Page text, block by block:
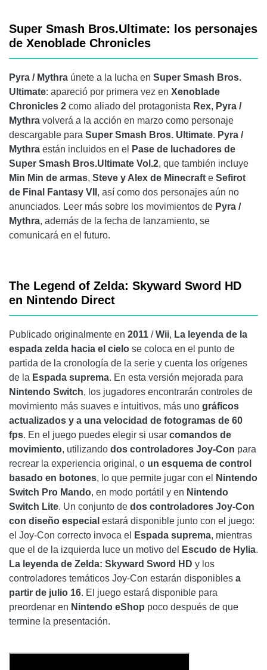
Super Smash Bros.Ultimate: los personajes
de Xenoblade Chronicles
Pyra / Mythra únete a la lucha en Super Smash Bros.
Ultimate: apareció por primera vez en Xenoblade
Chronicles 2 como aliado del protagonista Rex, Pyra /
Mythra volverá a la acción en marzo como personaje
descargable para Super Smash Bros. Ultimate. Pyra /
Mythra están incluidos en el
Pase de luchadores de
Super Smash Bros.Ultimate Vol.2, que también incluye
Min Min de armas, Steve y Alex de Minecraft e Sefirot
de Final Fantasy VII , así como dos personajes aún no
anunciados. Leer más sobre los movimientos de Pyra /
Mythra, además de la fecha de lanzamiento, se
comunicará en el futuro.
The Legend of Zelda: Skyward Sword HD
en Nintendo Direct
Publicado originalmente en 2011 /Wii, La leyenda de la
espada zelda hacia el cielo se coloca en el punto de
partida de la cronología de la serie y cuenta los orígenes
de la Espada suprema. En esta versión mejorada para
Nintendo Switch, los jugadores encontrarán controles de
movimiento más suaves e intuitivos, más uno gráficos
actualizados y a una velocidad de fotogramas de 60
fps. En el juego puedes elegir si usar comandos de
movimiento, utilizando dos controladores Joy-Con para
recrear la experiencia original, o un esquema de control
basado en botones, lo que permite jugar con el
Nintendo
Switch Pro Mando, en modo portátil y en Nintendo
Switch Lite. Un conjunto de dos controladores Joy-Con
con diseño especial estará disponible junto con el juego:
el Joy-Con correcto invoca el
Espada suprema, mientras
que el de la izquierda luce un motivo del
Escudo de Hylia.
La leyenda de Zelda: Skyward Sword HD y los
controladores temáticos Joy-Con estarán disponibles a
partir de julio 16. El juego estará disponible para
preordenar en Nintendo eShop poco después de que
termine la presentación.